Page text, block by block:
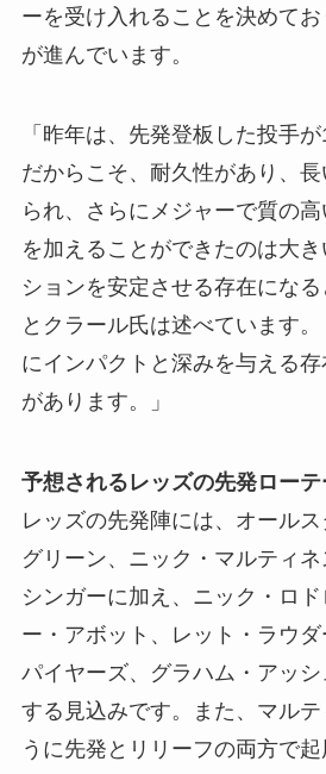
ーを受け入れることを決めて
が進んでいます。
「昨年は、先発登板した投手が
だからこそ、耐久性があり、
られ、さらにメジャーで質の
を加えることができたのは大
ションを安定させる存在になる
とクラール氏は述べています
にインパクトと深みを与える
があります。」
予想されるレッズの先発ロー
レッズの先発陣には、オールス
グリーン、ニック・マルティネ
シンガーに加え、ニック・ロ
ー・アボット、レット・ラウ
パイヤーズ、グラハム・アッ
する見込みです。また、マル
うに先発とリリーフの両方で